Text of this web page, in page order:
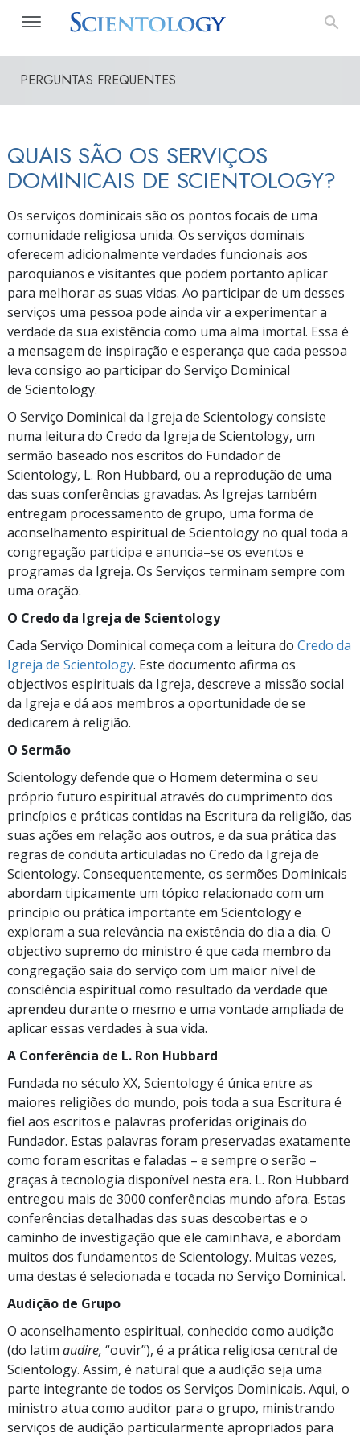
PERGUNTAS FREQUENTES
QUAIS SÃO OS SERVIÇOS
DOMINICAIS DE SCIENTOLOGY?
Os serviços dominicais são os pontos focais de uma
comunidade religiosa unida. Os serviços dominais
oferecem adicionalmente verdades funcionais aos
paroquianos e visitantes que podem portanto aplicar
para melhorar as suas vidas. Ao participar de um desses
serviços uma pessoa pode ainda vir a experimentar a
verdade da sua existência como uma alma imortal. Essa é
a mensagem de inspiração e esperança que cada pessoa
leva consigo ao participar do Serviço Dominical
de Scientology.
O Serviço Dominical da Igreja de Scientology consiste
numa leitura do Credo da Igreja de Scientology, um
sermão baseado nos escritos do Fundador de
Scientology, L. Ron Hubbard, ou a reprodução de uma
das suas conferências gravadas. As Igrejas também
entregam processamento de grupo, uma forma de
aconselhamento espiritual de Scientology no qual toda a
congregação participa e anuncia–se os eventos e
programas da Igreja. Os Serviços terminam sempre com
uma oração.
O Credo da Igreja de Scientology
Cada Serviço Dominical começa com a leitura do Credo da
Igreja de Scientology. Este documento afirma os
objectivos espirituais da Igreja, descreve a missão social
da Igreja e dá aos membros a oportunidade de se
dedicarem à religião.
O Sermão
Scientology defende que o Homem determina o seu
próprio futuro espiritual através do cumprimento dos
princípios e práticas contidas na Escritura da religião, das
suas ações em relação aos outros, e da sua prática das
regras de conduta articuladas no Credo da Igreja de
Scientology. Consequentemente, os sermões Dominicais
abordam tipicamente um tópico relacionado com um
princípio ou prática importante em Scientology e
exploram a sua relevância na existência do dia a dia. O
objectivo supremo do ministro é que cada membro da
congregação saia do serviço com um maior nível de
consciência espiritual como resultado da verdade que
aprendeu durante o mesmo e uma vontade ampliada de
aplicar essas verdades à sua vida.
A Conferência de L. Ron Hubbard
Fundada no século XX, Scientology é única entre as
maiores religiões do mundo, pois toda a sua Escritura é
fiel aos escritos e palavras proferidas originais do
Fundador. Estas palavras foram preservadas exatamente
como foram escritas e faladas – e sempre o serão –
graças à tecnologia disponível nesta era. L. Ron Hubbard
entregou mais de 3000 conferências mundo afora. Estas
conferências detalhadas das suas descobertas e o
caminho de investigação que ele caminhava, e abordam
muitos dos fundamentos de Scientology. Muitas vezes,
uma destas é selecionada e tocada no Serviço Dominical.
Audição de Grupo
O aconselhamento espiritual, conhecido como audição
(do latim audire, “ouvir”), é a prática religiosa central de
Scientology. Assim, é natural que a audição seja uma
parte integrante de todos os Serviços Dominicais. Aqui, o
ministro atua como auditor para o grupo, ministrando
serviços de audição particularmente apropriados para